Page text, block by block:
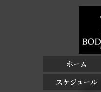
ホーム
スケジュール